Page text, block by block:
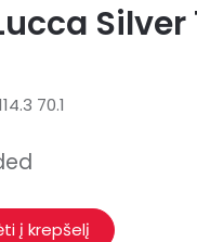
Silver
70.1
į krepšelį